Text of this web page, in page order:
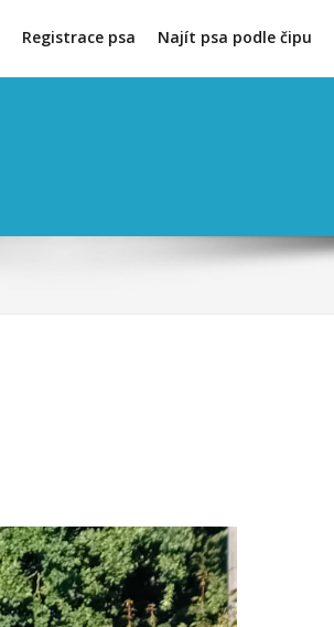
Registrace psa Najít psa podle čipu